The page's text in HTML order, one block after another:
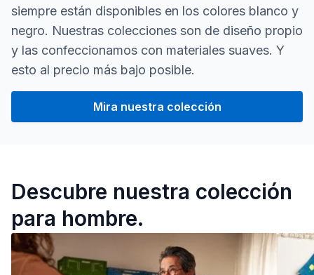
siempre están disponibles en los colores blanco y
negro. Nuestras colecciones son de diseño propio
y las confeccionamos con materiales suaves. Y
esto al precio más bajo posible.
Mira nuestra colección
Nuestra colección para
Descubre nuestra colección
para hombre.